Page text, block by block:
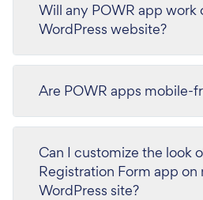
Will any POWR app work
WordPress website?
Are POWR apps mobile-
Can I customize the look
Registration Form app on
WordPress site?